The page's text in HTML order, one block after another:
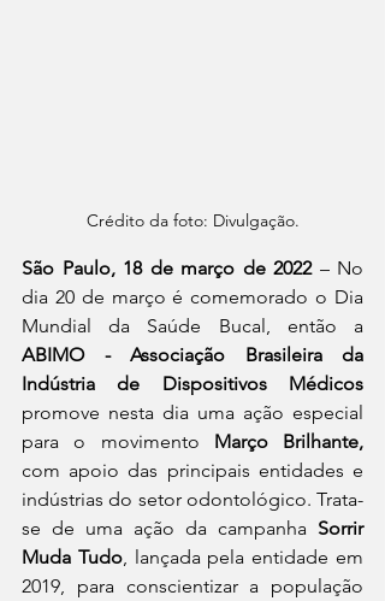
Crédito da foto: Divulgação.
São Paulo, 18 de março de 2022 – No
dia 20 de março é comemorado o Dia
ABIMO - Associação Brasileira da
promove nesta dia uma ação especial
para o movimento Março Brilhante,
com apoio das principais entidades e
indústrias do setor odontológico. Trata-
se de uma ação da campanha Sorrir
Muda Tudo, lançada pela entidade em
2019, para conscientizar a população